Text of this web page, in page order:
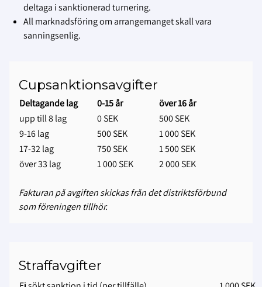
deltaga i sanktionerad turnering.
All marknadsföring om arrangemanget skall vara
sanningsenlig.
Cupsanktionsavgifter
Deltagande lag 0-15 år
över 16 år
upp till 8 lag
0 SEK
500 SEK
9-16 lag
500 SEK
1 000 SEK
17-32 lag
750 SEK
1 500 SEK
över 33 lag
1 000 SEK 2 000 SEK
Fakturan på avgiften skickas från det distriktsförbund
som föreningen tillhör.
Straffavgifter